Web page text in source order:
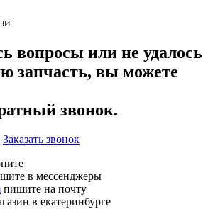
вопросы или не удалось
запчасть, вы можете
звонок.
Заказать звонок
в мессенджеры
пишите на почту
в екатеринбурге